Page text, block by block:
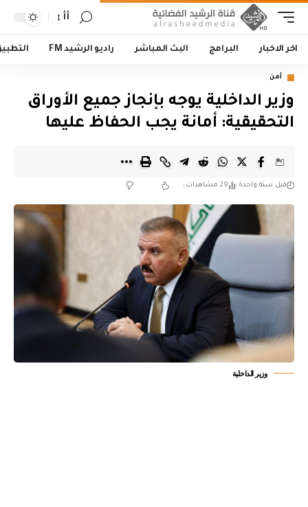
أأ
اخر الاخبار البرامج البث المباشر راديو الرشيد FM
أمن
وزير الداخلية يوجه بإنجاز جميع الأوراق
التحقيقية: أمانة يجب الحفاظ عليها
قبل سنة واحدة 29 مشاهدات
وزير الداخلية